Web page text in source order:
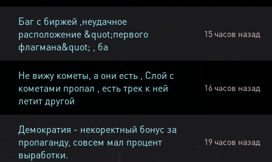
Баг с биржей ,неудачное
расположение &quot;первого
флагмана&quot; , ба
15 часов назад
Не вижу кометы, а они есть , Слой с
кометами пропал , есть трек к ней
летит другой
16 часов назад
Демократия - некоректный бонус за
пропаганду, совсем мал процент
выработки.
19 часов назад